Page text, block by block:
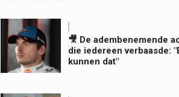
🎥 De adembenemende
die iedereen verbaasde:
kunnen dat"